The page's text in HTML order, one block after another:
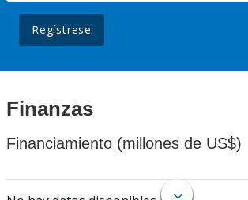
Regístrese
Finanzas
Financiamiento (millones de US$)